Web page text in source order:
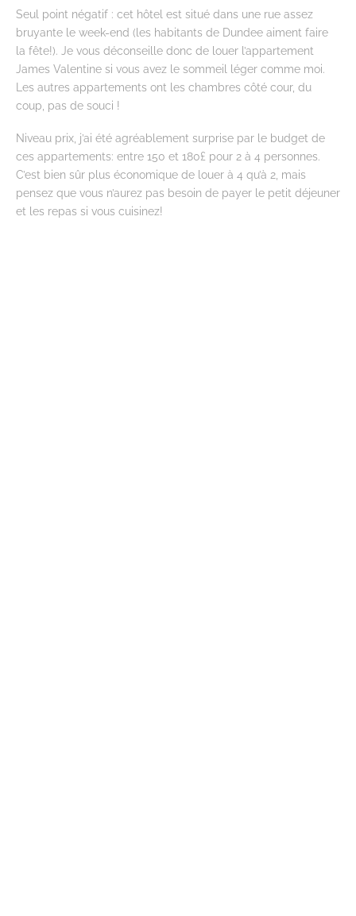
Seul point négatif : cet hôtel est situé dans une rue assez
bruyante le week-end (les habitants de Dundee aiment faire
la fête!). Je vous déconseille donc de louer l’appartement
James Valentine si vous avez le sommeil léger comme moi.
Les autres appartements ont les chambres côté cour, du
coup, pas de souci !
Niveau prix, j’ai été agréablement surprise par le budget de
ces appartements: entre 150 et 180£ pour 2 à 4 personnes.
C’est bien sûr plus économique de louer à 4 qu’à 2, mais
pensez que vous n’aurez pas besoin de payer le petit déjeuner
et les repas si vous cuisinez!